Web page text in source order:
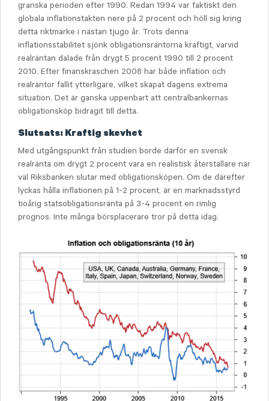
granska perioden efter 1990. Redan 1994 var faktiskt den
globala inflationstakten nere på 2 procent och höll sig kring
detta riktmärke i nästan tjugo år. Trots denna
inflationsstabilitet sjönk obligationsräntorna kraftigt, varvid
realräntan dalade från drygt 5 procent 1990 till 2 procent
2010. Efter finanskraschen 2008 har både inflation och
realräntor fallit ytterligare, vilket skapat dagens extrema
situation. Det är ganska uppenbart att centralbankernas
obligationsköp bidragit till detta.
Slutsats: Kraftig skevhet
Med utgångspunkt från studien borde därför en svensk
realränta om drygt 2 procent vara en realistisk återställare när
väl Riksbanken slutar med obligationsköpen. Om de därefter
lyckas hålla inflationen på 1-2 procent, är en marknadsstyrd
tioårig statsobligationsränta på 3-4 procent en rimlig
prognos. Inte många börsplacerare tror på detta idag.